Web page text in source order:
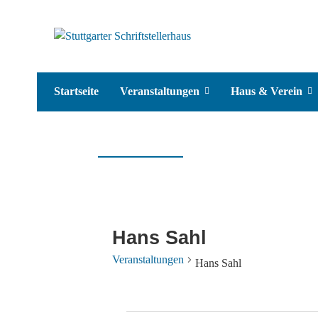
Startseite Veranstaltungen Haus & Verein
Hans Sahl
Veranstaltungen Hans Sahl